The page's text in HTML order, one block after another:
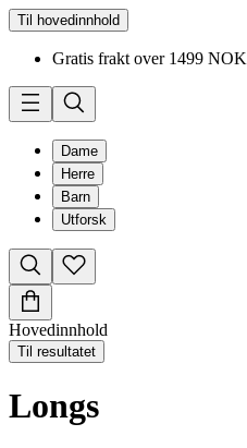
Til hovedinnhold
Gratis frakt over 1499 NOK
Dame
Herre
Barn
Utforsk
Hovedinnhold
Til resultatet
Longs